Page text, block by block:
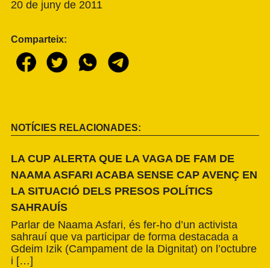
20 de juny de 2011
Comparteix:
NOTÍCIES RELACIONADES:
LA CUP ALERTA QUE LA VAGA DE FAM DE
NAAMA ASFARI ACABA SENSE CAP AVENÇ EN
LA SITUACIÓ DELS PRESOS POLÍTICS
SAHRAUÍS
Parlar de Naama Asfari, és fer-ho d’un activista
sahrauí que va participar de forma destacada a
Gdeim Izik (Campament de la Dignitat) on l’octubre
i […]